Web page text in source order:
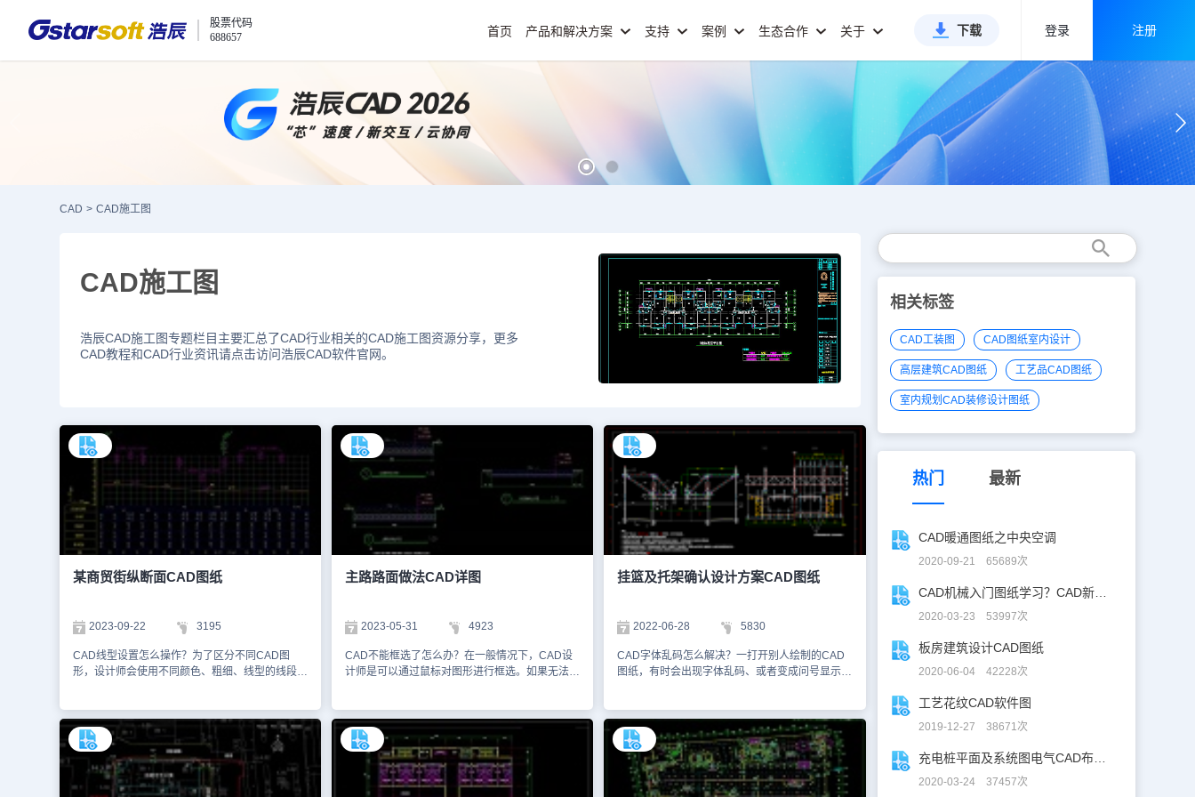
股票代码
688657
首页 产品和解决方案 支持 案例 生态合作 关于 下载 登录 注册
CAD > CAD施工图
CAD施工图
浩辰CAD施工图专题栏目主要汇总了CAD行业相关的CAD施工图资源分享，更多
CAD教程和CAD行业资讯请点击访问浩辰CAD软件官网。
某商贸街纵断面CAD图纸
2023-09-22 3195
CAD线型设置怎么操作？为了区分不同CAD图
形，设计师会使用不同颜色、粗细、线型的线段进
线型，如点画线、直线、虚线等。本文件是市政道
路CAD施工图资源中、使用CAD软件绘制的某商
贸街纵断面CAD图纸。本图纸是某商贸街纵断面
图纸，主要绘制了该商贸街纵断面的设计坡度与距
离、设计高程、路基高程、地面高程、路中填挖
主路路面做法CAD详图
2023-05-31 4923
CAD不能框选了怎么办？在一般情况下，CAD设
计师是可以通过鼠标对图形进行框选。如果无法进
并勾选【隐含选择窗口中的对象】，最后点击【确
定】即可。本文件是市政道路CAD施工图资源
中、使用CAD软件绘制的主路路面做法CAD详
图。该图纸主要绘制了主路路面做法详图，如填
8%灰土至原地表、150厚碎石基层、180厚C30水
挂篮及托架确认设计方案CAD图纸
2022-06-28 5830
CAD字体乱码怎么解决？一打开别人绘制的CAD
图纸，有时会出现字体乱码、或者变成问号显示的
安装，导致显示错误。在浩辰CAD中，我们可以
利用OP命令打开【选项】对话框，在【文件】栏
中有【替换字体】和【字体映射】两个项目来解决
这一问题。本文件是市政道路CAD施工图资源
中、使用CAD软件绘制的挂篮及托架确认设计方
相关标签
CAD工装图 CAD图纸室内设计
高层建筑CAD图纸 工艺品CAD图纸
室内规划CAD装修设计图纸
热门 最新
CAD暖通图纸之中央空调
2020-09-21 65689次
2020-03-23 53997次
板房建筑设计CAD图纸
2020-06-04 42228次
工艺花纹CAD软件图
2019-12-27 38671次
2020-03-24 37457次